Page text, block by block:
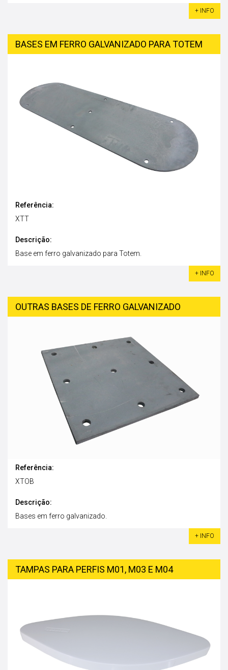
+ INFO
BASES EM FERRO GALVANIZADO PARA TOTEM
Referência:
XTT
Descrição:
Base em ferro galvanizado para Totem.
+ INFO
OUTRAS BASES DE FERRO GALVANIZADO
Referência:
XTOB
Descrição:
Bases em ferro galvanizado.
+ INFO
TAMPAS PARA PERFIS M01, M03 E M04